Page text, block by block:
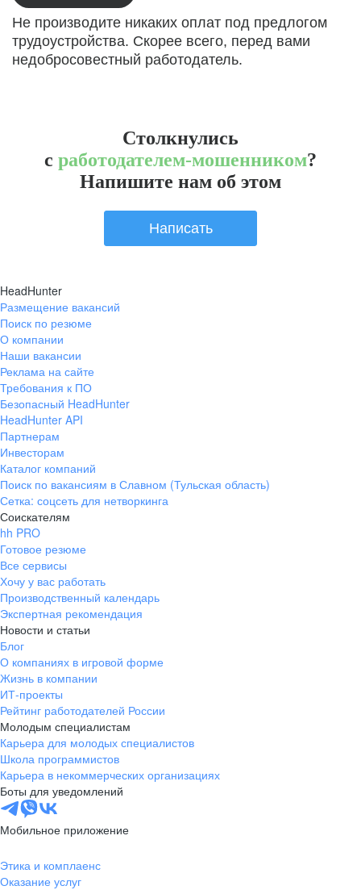
Не производите никаких оплат под предлогом
трудоустройства. Скорее всего, перед вами
недобросовестный работодатель.
Столкнулись
с работодателем-мошенником?
Напишите нам об этом
Написать
HeadHunter
Размещение вакансий
Поиск по резюме
О компании
Наши вакансии
Реклама на сайте
Требования к ПО
Безопасный HeadHunter
HeadHunter API
Партнерам
Инвесторам
Каталог компаний
Поиск по вакансиям в Славном (Тульская область)
Сетка: соцсеть для нетворкинга
Соискателям
hh PRO
Готовое резюме
Все сервисы
Хочу у вас работать
Производственный календарь
Экспертная рекомендация
Новости и статьи
Блог
О компаниях в игровой форме
Жизнь в компании
ИТ-проекты
Рейтинг работодателей России
Молодым специалистам
Карьера для молодых специалистов
Школа программистов
Карьера в некоммерческих организациях
Боты для уведомлений
Мобильное приложение
Этика и комплаенс
Оказание услуг